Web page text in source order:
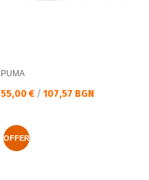
PUMA
Текуща цена:
55,00 € / 107,57 BGN
OFFER